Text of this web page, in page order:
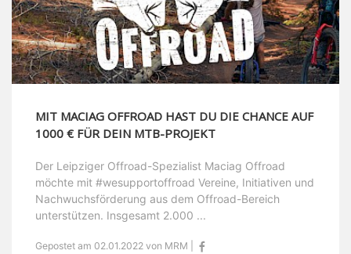
MIT MACIAG OFFROAD HAST DU DIE CHANCE AUF
1000 € FÜR DEIN MTB-PROJEKT
Der Leipziger Offroad-Spezialist Maciag Offroad
möchte mit #wesupportoffroad Vereine, Initiativen und
Nachwuchsförderung aus dem Offroad-Bereich
unterstützen. Insgesamt 2.000 ...
Gepostet am 02.01.2022 von MRM |